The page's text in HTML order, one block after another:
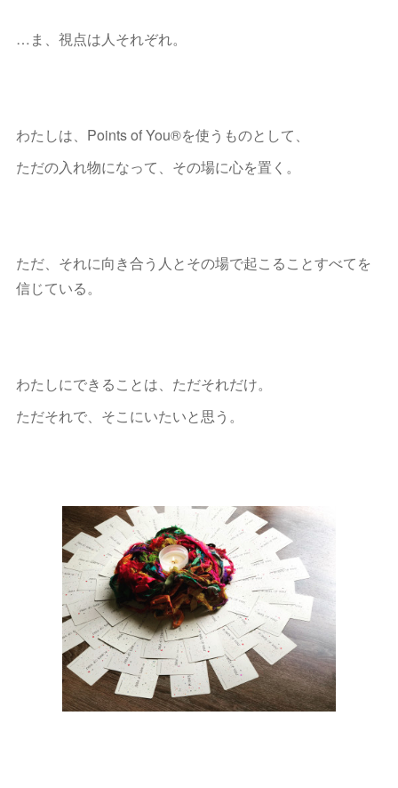
…ま、視点は人それぞれ。
わたしは、Points of You®︎を使うものとして、
ただの入れ物になって、その場に心を置く。
ただ、それに向き合う人とその場で起こることすべてを
信じている。
わたしにできることは、ただそれだけ。
ただそれで、そこにいたいと思う。